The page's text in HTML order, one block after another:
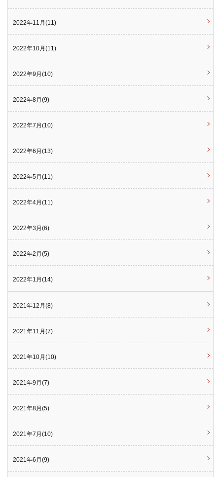
2022年11月(11)
2022年10月(11)
2022年9月(10)
2022年8月(9)
2022年7月(10)
2022年6月(13)
2022年5月(11)
2022年4月(11)
2022年3月(6)
2022年2月(5)
2022年1月(14)
2021年12月(8)
2021年11月(7)
2021年10月(10)
2021年9月(7)
2021年8月(5)
2021年7月(10)
2021年6月(9)